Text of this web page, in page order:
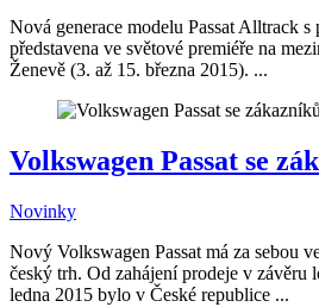
Nová generace modelu Passat Alltrack
představena ve světové premiéře na
Ženevě (3. až 15. března 2015). ...
Volkswagen Passat se
Novinky
Nový Volkswagen Passat má za sebou
český trh. Od zahájení prodeje v závěru
ledna 2015 bylo v České republice ...